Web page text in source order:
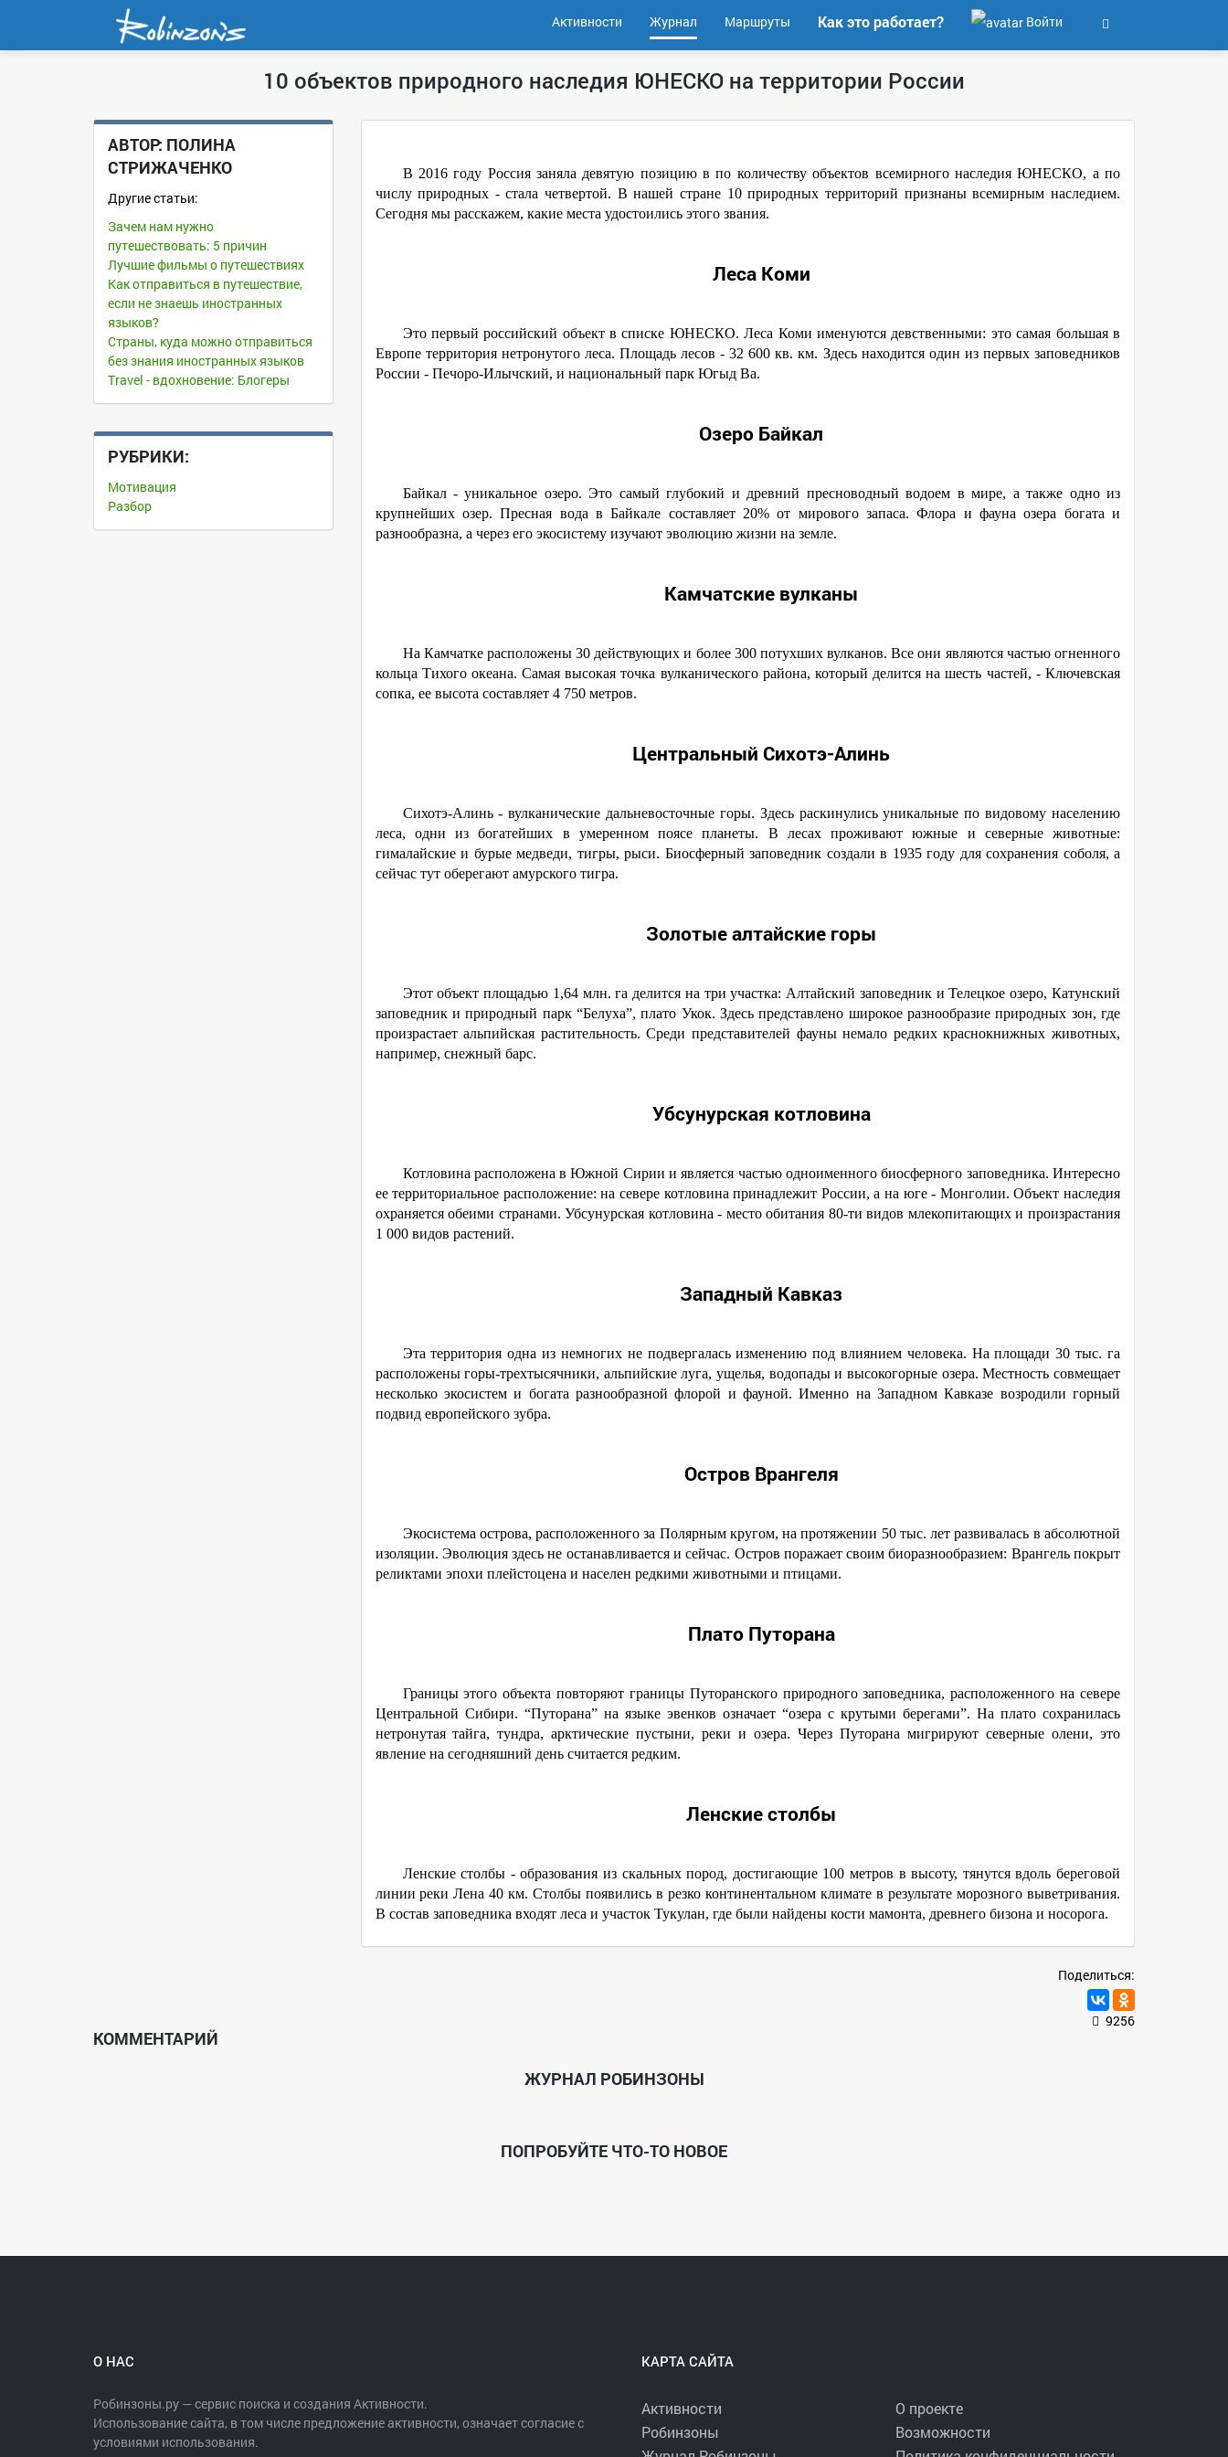
Активности Журнал Маршруты Как это работает? Войти
10 объектов природного наследия ЮНЕСКО на территории России
АВТОР: ПОЛИНА
СТРИЖАЧЕНКО
Другие статьи:
Зачем нам нужно
путешествовать: 5 причин
Лучшие фильмы о путешествиях
Как отправиться в путешествие,
если не знаешь иностранных
языков?
Страны, куда можно отправиться
без знания иностранных языков
Travel - вдохновение: Блогеры
РУБРИКИ:
Мотивация
Разбор
В 2016 году Россия заняла девятую позицию в по количеству объектов всемирного наследия ЮНЕСКО, а по
числу природных - стала четвертой. В нашей стране 10 природных территорий признаны всемирным наследием.
Сегодня мы расскажем, какие места удостоились этого звания.
Леса Коми
Это первый российский объект в списке ЮНЕСКО. Леса Коми именуются девственными: это самая большая в
Европе территория нетронутого леса. Площадь лесов - 32 600 кв. км. Здесь находится один из первых заповедников
России - Печоро-Илычский, и национальный парк Югыд Ва.
Озеро Байкал
Байкал - уникальное озеро. Это самый глубокий и древний пресноводный водоем в мире, а также одно из
крупнейших озер. Пресная вода в Байкале составляет 20% от мирового запаса. Флора и фауна озера богата и
разнообразна, а через его экосистему изучают эволюцию жизни на земле.
Камчатские вулканы
На Камчатке расположены 30 действующих и более 300 потухших вулканов. Все они являются частью огненного
кольца Тихого океана. Самая высокая точка вулканического района, который делится на шесть частей, - Ключевская
сопка, ее высота составляет 4 750 метров.
Центральный Сихотэ-Алинь
Сихотэ-Алинь - вулканические дальневосточные горы. Здесь раскинулись уникальные по видовому населению
леса, одни из богатейших в умеренном поясе планеты. В лесах проживают южные и северные животные:
гималайские и бурые медведи, тигры, рыси. Биосферный заповедник создали в 1935 году для сохранения соболя, а
сейчас тут оберегают амурского тигра.
Золотые алтайские горы
Этот объект площадью 1,64 млн. га делится на три участка: Алтайский заповедник и Телецкое озеро, Катунский
заповедник и природный парк “Белуха”, плато Укок. Здесь представлено широкое разнообразие природных зон, где
произрастает альпийская растительность. Среди представителей фауны немало редких краснокнижных животных,
например, снежный барс.
Убсунурская котловина
Котловина расположена в Южной Сирии и является частью одноименного биосферного заповедника. Интересно
ее территориальное расположение: на севере котловина принадлежит России, а на юге - Монголии. Объект наследия
охраняется обеими странами. Убсунурская котловина - место обитания 80-ти видов млекопитающих и произрастания
1 000 видов растений.
Западный Кавказ
Эта территория одна из немногих не подвергалась изменению под влиянием человека. На площади 30 тыс. га
расположены горы-трехтысячники, альпийские луга, ущелья, водопады и высокогорные озера. Местность совмещает
несколько экосистем и богата разнообразной флорой и фауной. Именно на Западном Кавказе возродили горный
подвид европейского зубра.
Остров Врангеля
Экосистема острова, расположенного за Полярным кругом, на протяжении 50 тыс. лет развивалась в абсолютной
изоляции. Эволюция здесь не останавливается и сейчас. Остров поражает своим биоразнообразием: Врангель покрыт
реликтами эпохи плейстоцена и населен редкими животными и птицами.
Плато Путорана
Границы этого объекта повторяют границы Путоранского природного заповедника, расположенного на севере
Центральной Сибири. “Путорана” на языке эвенков означает “озера с крутыми берегами”. На плато сохранилась
нетронутая тайга, тундра, арктические пустыни, реки и озера. Через Путорана мигрируют северные олени, это
явление на сегодняшний день считается редким.
Ленские столбы
Ленские столбы - образования из скальных пород, достигающие 100 метров в высоту, тянутся вдоль береговой
линии реки Лена 40 км. Столбы появились в резко континентальном климате в результате морозного выветривания.
В состав заповедника входят леса и участок Тукулан, где были найдены кости мамонта, древнего бизона и носорога.
Поделиться:
9256
КОММЕНТАРИЙ
ЖУРНАЛ РОБИНЗОНЫ
ПОПРОБУЙТЕ ЧТО-ТО НОВОЕ
О НАС
Робинзоны.ру — сервис поиска и создания Активности.
Использование сайта, в том числе предложение активности, означает согласие с
условиями использования.
КАРТА САЙТА
Активности
Робинзоны
О проекте
Возможности